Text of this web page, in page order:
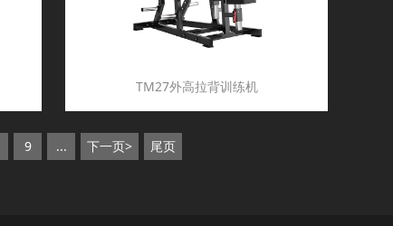
TM27外高拉背训练机
9 ... 下一页> 尾页